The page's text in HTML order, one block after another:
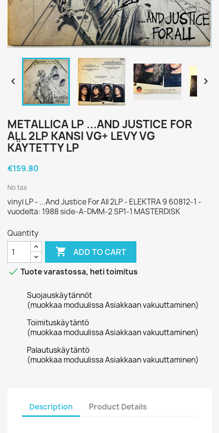
 
METALLICA LP ...AND JUSTICE FOR
ALL 2LP KANSI VG+ LEVY VG
KÄYTETTY LP
€159.80
No tax
vinyl LP - ...And Justice For All 2LP - ELEKTRA 9 60812-1 -
vuodelta: 1988 side-A-DMM-2 SP1-1 MASTERDISK
Quantity
 ADD TO CART
 Tuote varastossa, heti toimitus
Suojauskäytännöt
(muokkaa moduulissa Asiakkaan vakuuttaminen)
Toimituskäytäntö
(muokkaa moduulissa Asiakkaan vakuuttaminen)
Palautuskäytäntö
(muokkaa moduulissa Asiakkaan vakuuttaminen)
Description Product Details